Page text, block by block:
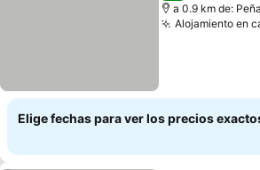
a 0.9 km de:
Alojamiento en
Elige fechas para ver los precios